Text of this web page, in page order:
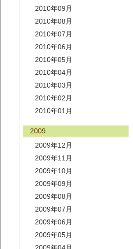
2010年09月
2010年08月
2010年07月
2010年06月
2010年05月
2010年04月
2010年03月
2010年02月
2010年01月
2009
2009年12月
2009年11月
2009年10月
2009年09月
2009年08月
2009年07月
2009年06月
2009年05月